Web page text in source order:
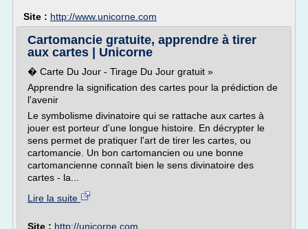
Site : http://www.unicorne.com
Cartomancie gratuite, apprendre à tirer
aux cartes | Unicorne
� Carte Du Jour - Tirage Du Jour gratuit »
Apprendre la signification des cartes pour la prédiction de
l'avenir
Le symbolisme divinatoire qui se rattache aux cartes à
jouer est porteur d'une longue histoire. En décrypter le
sens permet de pratiquer l'art de tirer les cartes, ou
cartomancie. Un bon cartomancien ou une bonne
cartomancienne connaît bien le sens divinatoire des
cartes - la...
Lire la suite
Site : http://unicorne.com